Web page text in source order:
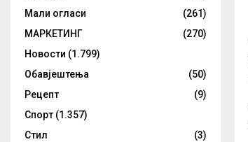
Мали огласи
(261)
МАРКЕТИНГ
(270)
Новости (1.799)
Обавјештења
(50)
Рецепт
(9)
Спорт (1.357)
Стил
(3)